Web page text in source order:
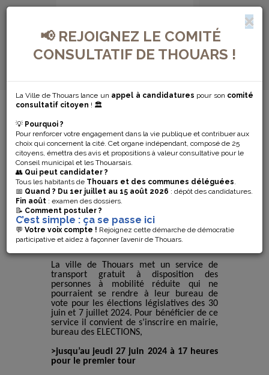
📢 REJOIGNEZ LE COMITÉ
CONSULTATIF DE THOUARS !
La Ville de Thouars lance un appel à candidatures pour son comité
consultatif citoyen ! 🏛️
💡 Pourquoi ?
Pour renforcer votre engagement dans la vie publique et contribuer aux
choix qui concernent la cité. Cet organe indépendant, composé de 25
citoyens, émettra des avis et propositions à valeur consultative pour le
Conseil municipal et les Thouarsais.
👥 Qui peut candidater ?
Tous les habitants de Thouars et des communes déléguées.
📅 Quand ? Du 1er juillet au 15 août 2026 : dépôt des candidatures.
Fin août : examen des dossiers.
📝 Comment postuler ?
C’est simple : ça se passe ici
💬 Votre voix compte ! Rejoignez cette démarche de démocratie
participative et aidez à façonner l’avenir de Thouars.
MENU DE NAVIGATION...
ELECTIONS
LÉGISLATIVES :
TRANSPORT
POUR ALLER
VOTER
La ville de Thouars met un service de
transport gratuit à disposition des
personnes à mobilité réduite qui ne
pourraient se rendre à leur bureau de
vote pour les élections législatives des 30
juin et 7 juillet 2024. Pour bénéficier de ce
service il convient de s’inscrire en mairie,
bureau des ELECTIONS,
>jusqu’au jeudi 27 juin 2024 à 17 heures
pour le premier tour